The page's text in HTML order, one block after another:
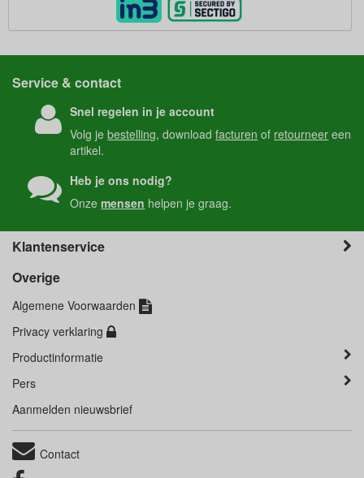
Service & contact
Snel regelen in je account
Volg jebestelling, downloadfacturen of retourneer een
artikel.
Heb je ons nodig?
Onzemensen helpen je graag.
Klantenservice
Overige
Algemene Voorwaarden
Privacy verklaring
Productinformatie
Pers
Aanmelden nieuwsbrief
Contact